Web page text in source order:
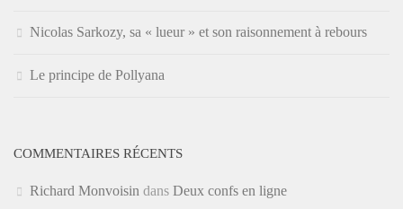
Nicolas Sarkozy, sa « lueur » et son raisonnement à rebours
Le principe de Pollyana
COMMENTAIRES RÉCENTS
Richard Monvoisin dans Deux confs en ligne